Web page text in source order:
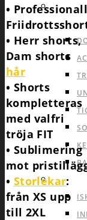
ALLA
• Professionall
• Herr shorts,
Dam shorts
hår
• Shorts
kompletteras
med valfri
tröja FIT
• Sublimering
mot
• Storlekar:
från XS upp
till 2XL